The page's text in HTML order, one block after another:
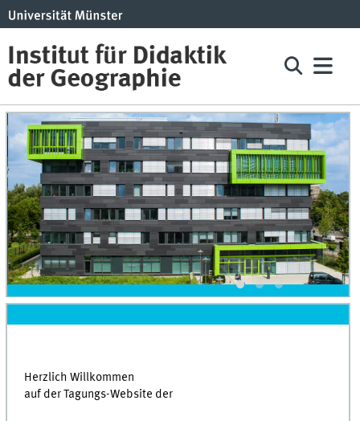
Herzlich Willkommen
auf der Tagungs-Website der